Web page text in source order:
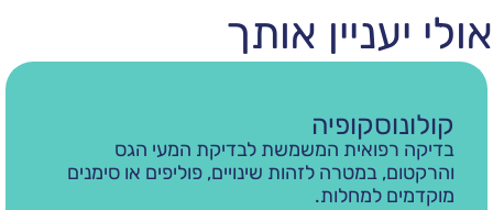
אותך
המשמשת לבדיקת המעי הגס
במטרה לזהות שינויים, פוליפים או סימנים
למחלות.
וגמיש,